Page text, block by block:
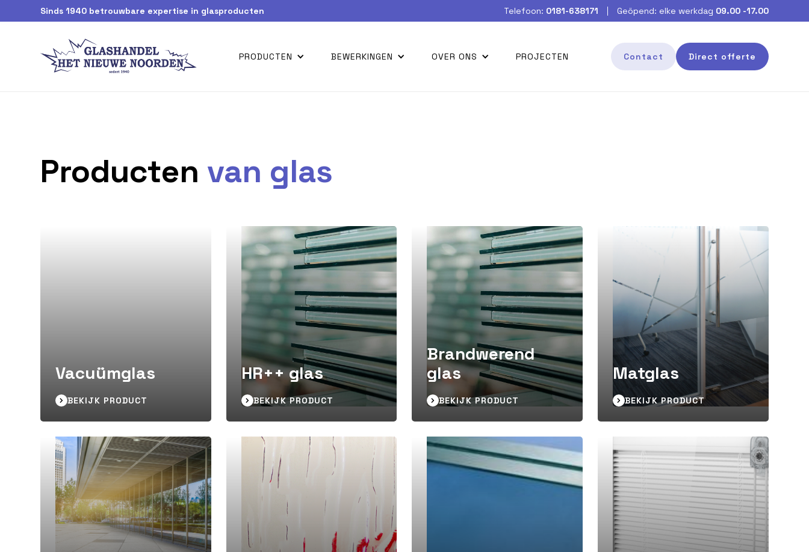
Sinds 1940 betrouwbare expertise in glasproducten Telefoon: 0181-638171 Geöpend: elke werkdag 09.00 -17.00
PRODUCTEN BEWERKINGEN OVER ONS PROJECTEN Contact Direct offerte
Producten van glas
Vacuümglas
BEKIJK PRODUCT
HR++ glas
BEKIJK PRODUCT
Brandwerend
glas
BEKIJK PRODUCT
Matglas
BEKIJK PRODUCT